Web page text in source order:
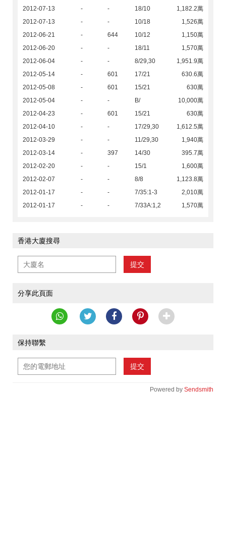
2012-07-13
- - 18/10
1,182.2萬
2012-07-13
- - 10/18
1,526萬
2012-06-21
- 644 10/12
1,150萬
2012-06-20
- - 18/11
1,570萬
2012-06-04
- - 8/29,30
1,951.9萬
2012-05-14
- 601 17/21
630.6萬
2012-05-08
- 601 15/21
630萬
2012-05-04
- - B/
10,000萬
2012-04-23
- 601 15/21
630萬
2012-04-10
- - 17/29,30
1,612.5萬
2012-03-29
- - 11/29,30
1,940萬
2012-03-14
- 397 14/30
395.7萬
2012-02-20
- - 15/1
1,600萬
2012-02-07
- - 8/8
1,123.8萬
2012-01-17
- - 7/35:1-3
2,010萬
2012-01-17
- - 7/33A:1,2 1,570萬
香港大廈搜尋
提交
分享此頁面
保持聯繫
提交
Powered by Sendsmith